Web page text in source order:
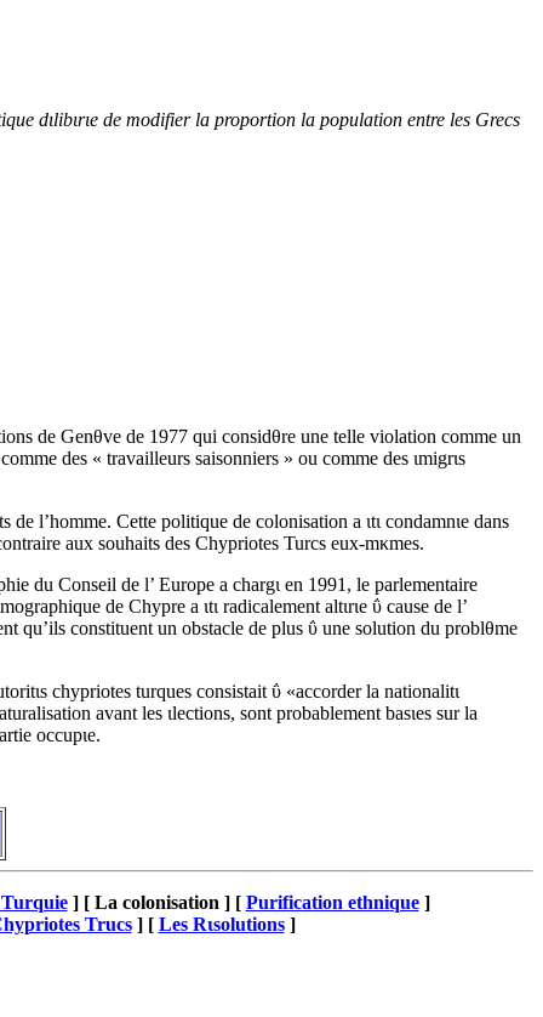
dιlibιrιe de modifier la proportion la population entre les Grecs
de Genθve de 1977 qui considθre une telle violation comme un
des « travailleurs saisonniers » ou comme des ιmigrιs
l’homme. Cette politique de colonisation a ιtι condamnιe dans
aux souhaits des Chypriotes Turcs eux-mκmes.
du Conseil de l’ Europe a chargι en 1991, le parlementaire
de Chypre a ιtι radicalement altιrιe ΰ cause de l’
qu’ils constituent un obstacle de plus ΰ une solution du problθme
chypriotes turques consistait ΰ «accorder la nationalitι
avant les ιlections, sont probablement basιes sur la
occupιe.
Turquie] [ La colonisation ] [ Purification ethnique]
Trucs] [ Les Rιsolutions]